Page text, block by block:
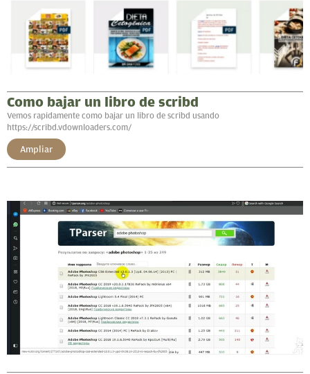
Como bajar un libro de scribd
Vemos rapidamente como bajar un libro de scribd usando
https://scribd.vdownloaders.com/
Ampliar